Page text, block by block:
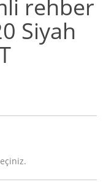
rehber
Siyah